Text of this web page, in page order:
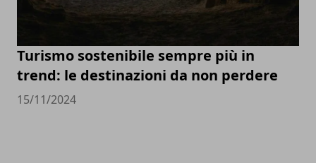
Turismo sostenibile sempre più in
trend: le destinazioni da non perdere
15/11/2024